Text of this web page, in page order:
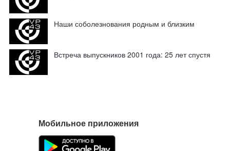
Наши соболезнования родным и близким
Встреча выпускников 2001 года: 25 лет спустя
Мобильное приложения